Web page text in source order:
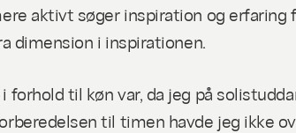
aktivt søger inspiration og
dimension i inspirationen.
til køn var, da jeg på
til timen havde jeg ikke